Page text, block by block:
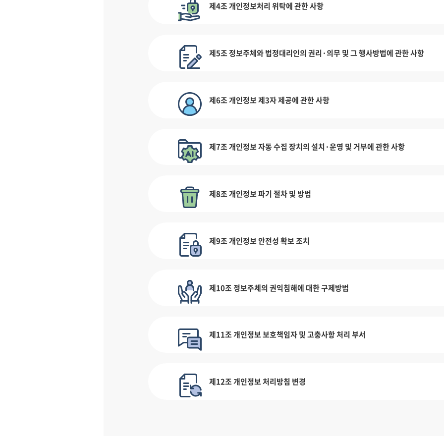
제4조 개인정보처리 위탁에 관한 사항
제5조 정보주체와 법정대리인의 권리·의무 및 그 행사방법에 관한 사항
제6조 개인정보 제3자 제공에 관한 사항
제7조 개인정보 자동 수집 장치의 설치·운영 및 거부에 관한 사항
제8조 개인정보 파기 절차 및 방법
제9조 개인정보 안전성 확보 조치
제10조 정보주체의 권익침해에 대한 구제방법
제11조 개인정보 보호책임자 및 고충사항 처리 부서
제12조 개인정보 처리방침 변경